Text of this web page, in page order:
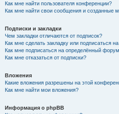
Как мне найти пользователя конференции?
Как мне найти свои сообщения и созданные
Подписки и закладки
Чем закладки отличаются от подписок?
Как мне сделать закладку или подписаться
Как мне подписаться на определённый
Как мне отказаться от подписки?
Вложения
Какие вложения разрешены на этой
Как мне найти мои вложения?
Информация о phpBB